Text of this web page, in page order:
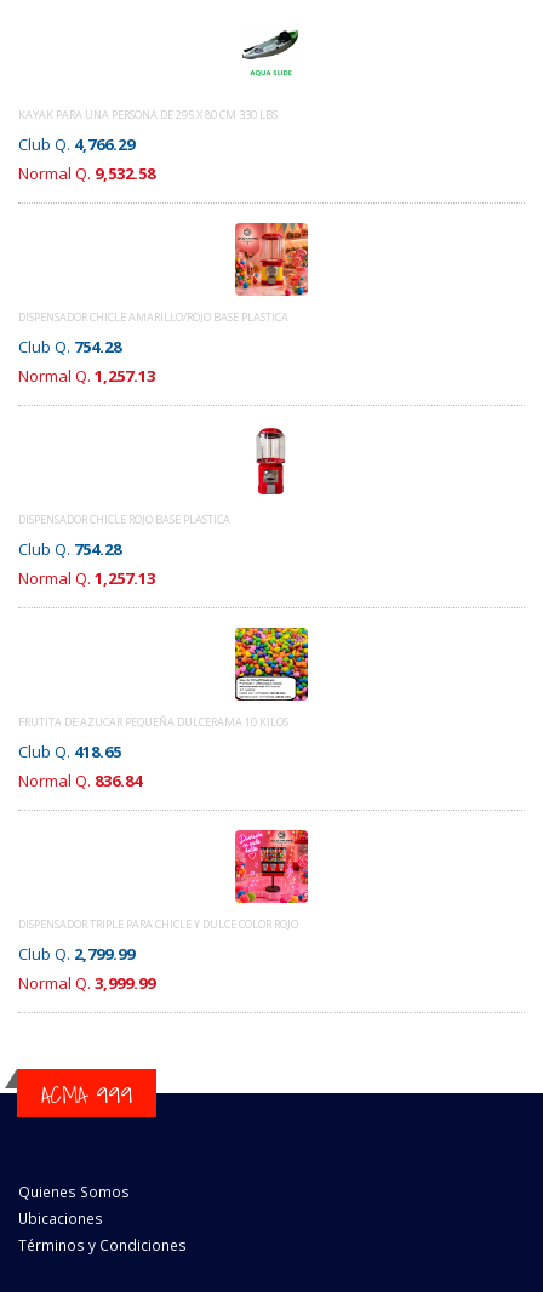
KAYAK PARA UNA PERSONA DE 295 X 80 CM 330 LBS
Club Q. 4,766.29
Normal Q. 9,532.58
DISPENSADOR CHICLE AMARILLO/ROJO BASE PLASTICA
Club Q. 754.28
Normal Q. 1,257.13
DISPENSADOR CHICLE ROJO BASE PLASTICA
Club Q. 754.28
Normal Q. 1,257.13
FRUTITA DE AZUCAR PEQUEÑA DULCERAMA 10 KILOS
Club Q. 418.65
Normal Q. 836.84
DISPENSADOR TRIPLE PARA CHICLE Y DULCE COLOR ROJO
Club Q. 2,799.99
Normal Q. 3,999.99
ACMA 999
Quienes Somos
Ubicaciones
Términos y Condiciones